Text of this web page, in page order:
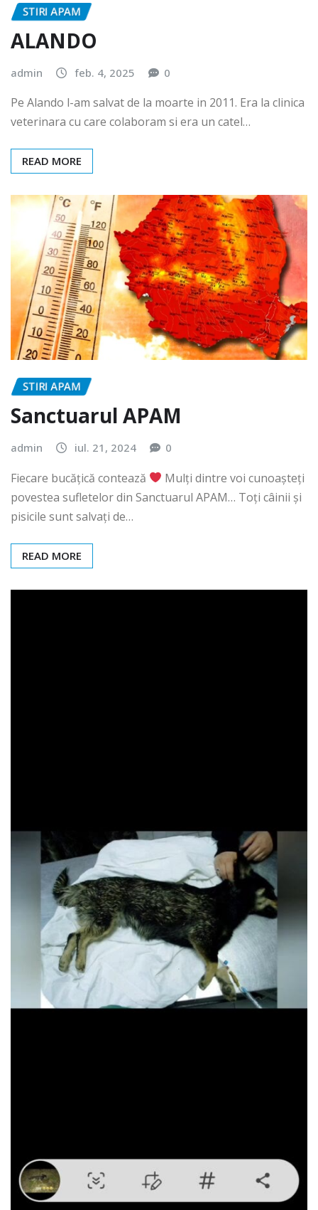
STIRI APAM
ALANDO
admin feb. 4, 2025
Pe Alando l-am salvat de la moarte in 2011. Era la clinica
veterinara cu care colaboram si era un catel…
STIRI APAM
Sanctuarul APAM
admin iul. 21, 2024 0
Fiecare bucățică contează
Mulți dintre voi cunoașteți
povestea sufletelor din Sanctuarul APAM… Toți câinii și
pisicile sunt salvați de…